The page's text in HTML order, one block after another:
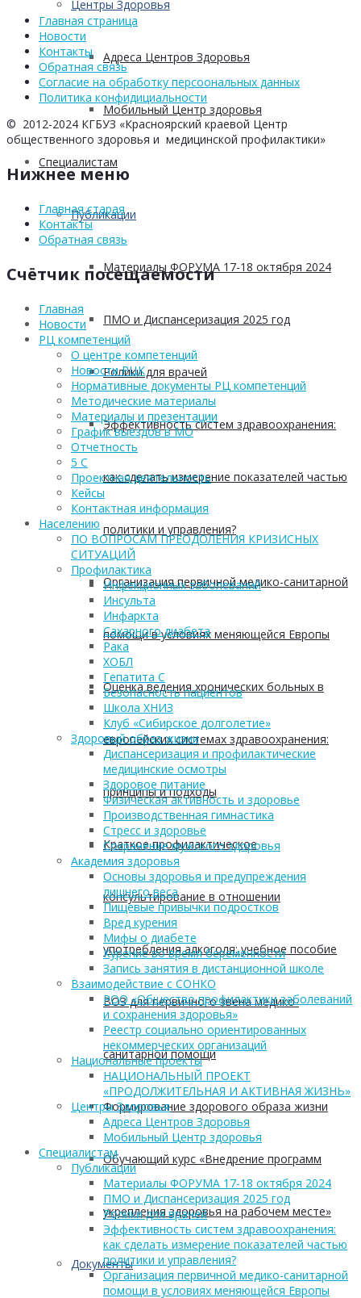
Центры Здоровья
Адреса Центров Здоровья
Мобильный Центр здоровья
Cпециалистам
Публикации
Материалы ФОРУМА 17-18 октября 2024
ПМО и Диспансеризация 2025 год
Ролики для врачей
Эффективность систем здравоохранения:
как сделать измерение показателей частью
политики и управления?
Организация первичной медико-санитарной
помощи в условиях меняющейся Европы
Оценка ведения хронических больных в
европейских системах здравоохранения:
принципы и подходы
Краткое профилактическое
консультирование в отношении
употребления алкоголя: учебное пособие
ВОЗ для первичного звена медико-
санитарной помощи
Формирование здорового образа жизни
Обучающий курс «Внедрение программ
укрепления здоровья на рабочем месте»
Документы
Главная страница
Новости
Контакты
Обратная связь
Согласие на обработку персоональных данных
Политика конфидициальности
© 2012-2024 КГБУЗ «Красноярский краевой Центр
общественного здоровья и медицинской профилактики»
Нижнее меню
Главная старая
Контакты
Обратная связь
Счётчик посещаемости
Главная
Новости
РЦ компетенций
О центре компетенций
Новости РЦК
Нормативные документы РЦ компетенций
Методические материалы
Материалы и презентации
График выездов в МО
Отчетность
5 С
Проектная деятельность
Кейсы
Контактная информация
Населению
ПО ВОПРОСАМ ПРЕОДОЛЕНИЯ КРИЗИСНЫХ
СИТУАЦИЙ
Профилактика
Инфекционных заболеваний
Инсульта
Инфаркта
Сахарного диабета
Рака
ХОБЛ
Гепатита С
Безопасность пациентов
Школа ХНИЗ
Клуб «Сибирское долголетие»
Здоровый образ жизни
Диспансеризация и профилактические
медицинские осмотры
Здоровое питание
Физическая активность и здоровье
Производственная гимнастика
Стресс и здоровье
Сохранение мужского здоровья
Академия здоровья
Основы здоровья и предупреждения
лишнего веса
Пищевые привычки подростков
Вред курения
Мифы о диабете
Курение во время беременности
Запись занятия в дистанционной школе
Взаимодействие с СОНКО
РОО «Общество профилактики заболеваний
и сохранения здоровья»
Реестр социально ориентированных
некоммерческих организаций
Национальные проекты
НАЦИОНАЛЬНЫЙ ПРОЕКТ
«ПРОДОЛЖИТЕЛЬНАЯ И АКТИВНАЯ ЖИЗНЬ»
Центры Здоровья
Адреса Центров Здоровья
Мобильный Центр здоровья
Cпециалистам
Публикации
Материалы ФОРУМА 17-18 октября 2024
ПМО и Диспансеризация 2025 год
Ролики для врачей
Эффективность систем здравоохранения:
как сделать измерение показателей частью
политики и управления?
Организация первичной медико-санитарной
помощи в условиях меняющейся Европы